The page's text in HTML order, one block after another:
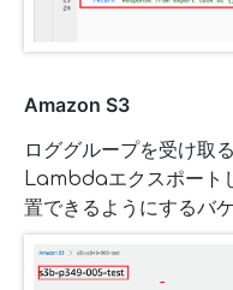
Amazon S3
ロググループを受け取
Lambdaエクスポート
置できるようにするバ